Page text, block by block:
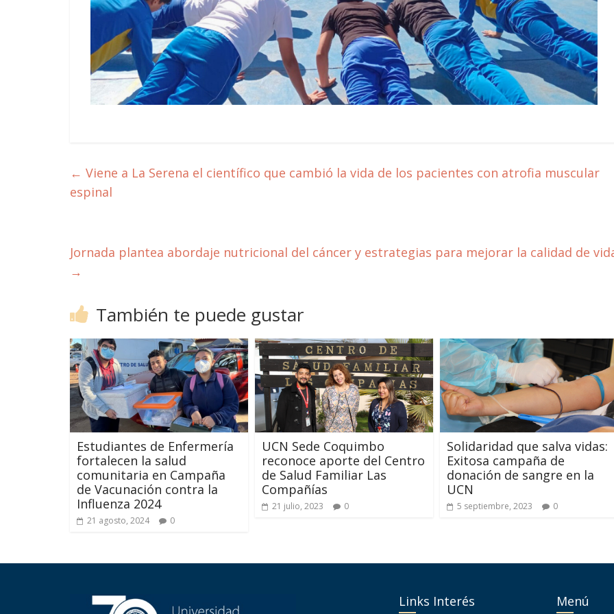
← Viene a La Serena el científico que cambió la vida de los pacientes con atrofia muscular
espinal
Jornada plantea abordaje nutricional del cáncer y estrategias para mejorar la calidad de
→
También te puede gustar
Estudiantes de Enfermería
fortalecen la salud
comunitaria en Campaña
de Vacunación contra la
Influenza 2024
21 agosto, 2024 0
UCN Sede Coquimbo
reconoce aporte del Centro
de Salud Familiar Las
Compañías
21 julio, 2023 0
Solidaridad que salva vidas:
Exitosa campaña de
donación de sangre en la
UCN
5 septiembre, 2023 0
Links Interés Menú